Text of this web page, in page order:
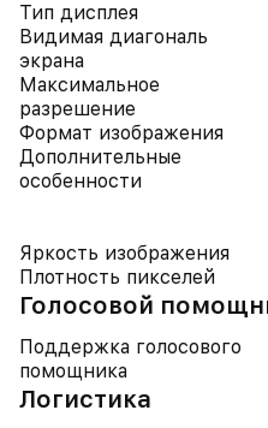
Тип дисплея
Видимая диагональ
экрана
Максимальное
разрешение
Формат изображения
Дополнительные
особенности
Яркость изображения
Плотность пикселей
Голосовой
Поддержка голосового
помощника
Логистика